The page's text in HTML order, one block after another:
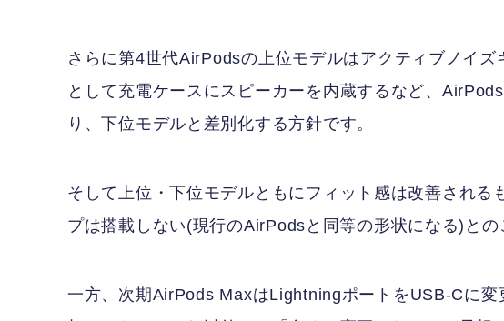
さらに第4世代AirPodsの上位モデルはアクティブノイ
として充電ケースにスピーカーを内蔵するなど、
り、下位モデルと差別化する方針です。
そして上位・下位モデルともにフィット感は改善される
プは搭載しない(現行のAirPodsと同等の形状になる)との
一方、次期AirPods MaxはLightningポートをUSB-Cに変